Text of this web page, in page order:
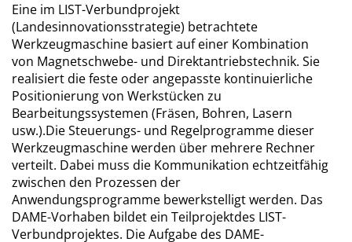
Eine im LIST-Verbundprojekt
(Landesinnovationsstrategie) betrachtete
Werkzeugmaschine basiert auf einer Kombination
von Magnetschwebe- und Direktantriebstechnik. Sie
realisiert die feste oder angepasste kontinuierliche
Positionierung von Werkstücken zu
Bearbeitungssystemen (Fräsen, Bohren, Lasern
usw.).Die Steuerungs- und Regelprogramme dieser
Werkzeugmaschine werden über mehrere Rechner
verteilt. Dabei muss die Kommunikation echtzeitfähig
zwischen den Prozessen der
Anwendungsprogramme bewerkstelligt werden. Das
DAME-Vorhaben bildet ein Teilprojektdes LIST-
Verbundprojektes. Die Aufgabe des DAME-